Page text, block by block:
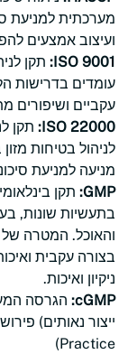
מערכתית למניעת
ועיצוב אמצעים
ISO 9001: תקן
עומדים בדרישות
עקביים ושיפורים
ISO 22000: תקן
לניהול בטיחות
מניעה למניעת
GMP: תקן
בתעשיות שונות,
והאוכל. המטרה של
בצורה עקבית
ניקיון ואיכות.
cGMP:
Practice)